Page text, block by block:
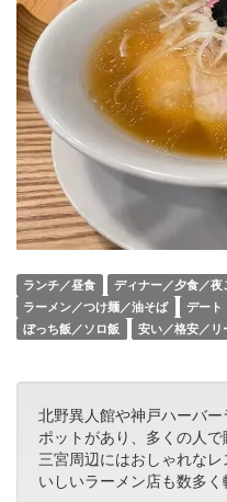
ランチ／昼食 ディナー／夕食／夜
ラーメン／つけ麺／油そば
デート
ぼっち飯／ソロ飯
安い／格安／リ
北野異人館や神戸ハーバ
ポットがあり、多くの人で
三宮周辺にはおしゃれな
いしいラーメン店も数多く